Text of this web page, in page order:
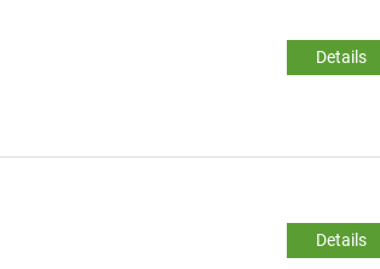
Details
Details